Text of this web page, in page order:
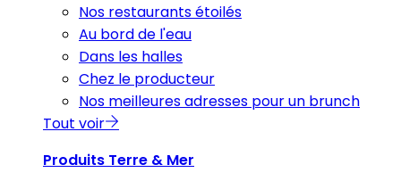
Nos restaurants étoilés
Au bord de l'eau
Dans les halles
Chez le producteur
Nos meilleures adresses pour un brunch
Tout voir
Produits Terre & Mer